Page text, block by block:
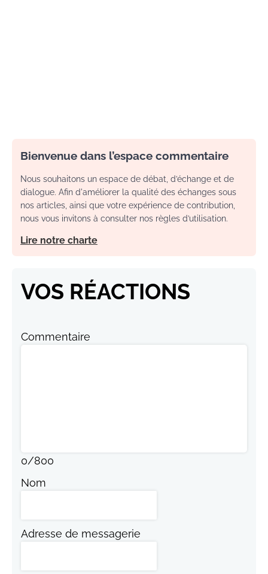
Bienvenue dans l’espace commentaire
Nous souhaitons un espace de débat, d’échange et de
dialogue. Afin d'améliorer la qualité des échanges sous
nos articles, ainsi que votre expérience de contribution,
nous vous invitons à consulter nos règles d’utilisation.
Lire notre charte
VOS RÉACTIONS
Commentaire
0/800
Nom
Adresse de messagerie